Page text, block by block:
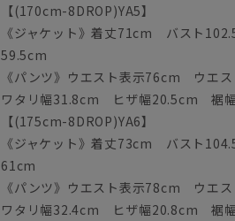
【(170cm-8DROP)YA5】
《ジャケット》着丈71cm バスト
59.5cm
《パンツ》ウエスト表示76cm ウ
ワタリ幅31.8cm ヒザ幅20.5cm 裾
【(175cm-8DROP)YA6】
《ジャケット》着丈73cm バスト
61cm
《パンツ》ウエスト表示78cm ウ
ワタリ幅32.4cm ヒザ幅20.8cm 裾